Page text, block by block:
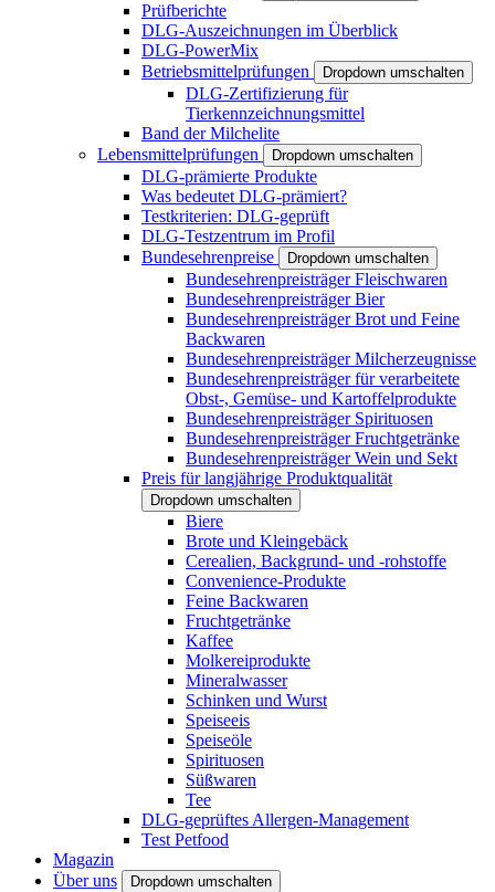
Prüfberichte
DLG-Auszeichnungen im Überblick
DLG-PowerMix
Betriebsmittelprüfungen
Dropdown umschalten
DLG-Zertifizierung für
Tierkennzeichnungsmittel
Band der Milchelite
Lebensmittelprüfungen
Dropdown umschalten
DLG-prämierte Produkte
Was bedeutet DLG-prämiert?
Testkriterien: DLG-geprüft
DLG-Testzentrum im Profil
Bundesehrenpreise
Dropdown umschalten
Bundesehrenpreisträger Fleischwaren
Bundesehrenpreisträger Bier
Bundesehrenpreisträger Brot und Feine
Backwaren
Bundesehrenpreisträger Milcherzeugnisse
Bundesehrenpreisträger für verarbeitete
Obst-, Gemüse- und Kartoffelprodukte
Bundesehrenpreisträger Spirituosen
Bundesehrenpreisträger Fruchtgetränke
Bundesehrenpreisträger Wein und Sekt
Preis für langjährige Produktqualität
Dropdown umschalten
Biere
Brote und Kleingebäck
Cerealien, Backgrund- und -rohstoffe
Convenience-Produkte
Feine Backwaren
Fruchtgetränke
Kaffee
Molkereiprodukte
Mineralwasser
Schinken und Wurst
Speiseeis
Speiseöle
Spirituosen
Süßwaren
Tee
DLG-geprüftes Allergen-Management
Test Petfood
Magazin
Über uns
Dropdown umschalten